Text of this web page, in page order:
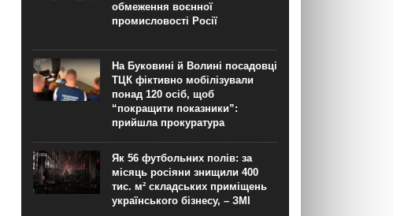
обмеження воєнної
промисловості Росії
На Буковині й Волині посадовці
ТЦК фіктивно мобілізували
понад 120 осіб, щоб
“покращити показники”:
прийшла прокуратура
Як 56 футбольних полів: за
місяць росіяни знищили 400
тис. м² складських приміщень
українського бізнесу, – ЗМІ